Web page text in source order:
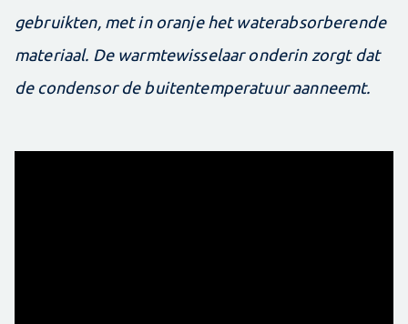
gebruikten, met in oranje het waterabsorberende
materiaal. De warmtewisselaar onderin zorgt dat
de condensor de buitentemperatuur aanneemt.